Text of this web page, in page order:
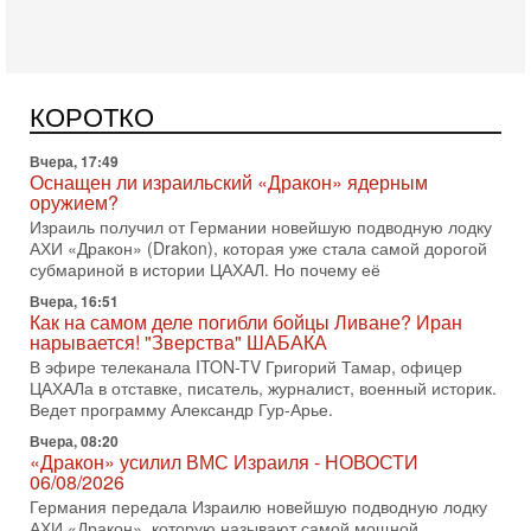
КОРОТКО
еврейский политический альянс? Что произойдет с
политическим раскладом сил, если арабский список
Вчера, 17:49
Оснащен ли израильский «Дракон» ядерным
оружием?
Израиль получил от Германии новейшую подводную лодку
АХИ «Дракон» (Drakon), которая уже стала самой дорогой
субмариной в истории ЦАХАЛ. Но почему её
Вчера, 16:51
Как на самом деле погибли бойцы Ливане? Иран
нарывается! "Зверства" ШАБАКА
В эфире телеканала ITON-TV Григорий Тамар, офицер
ЦАХАЛа в отставке, писатель, журналист, военный историк.
Ведет программу Александр Гур-Арье.
Вчера, 08:20
«Дракон» усилил ВМС Израиля - НОВОСТИ
06/08/2026
Германия передала Израилю новейшую подводную лодку